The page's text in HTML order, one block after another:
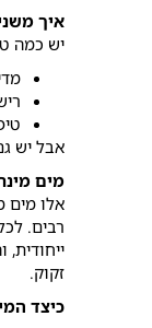
איך
יש כמה
אבל יש
מים
אלו מים
רבים.
זקוק.
כיצד